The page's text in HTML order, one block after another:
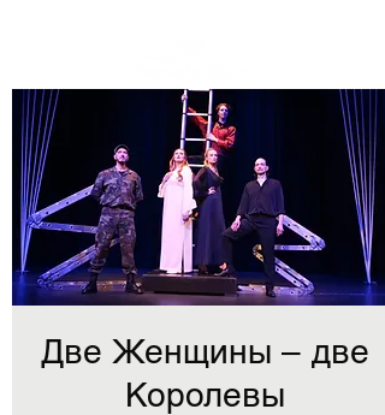
Две Женщины – две
Королевы